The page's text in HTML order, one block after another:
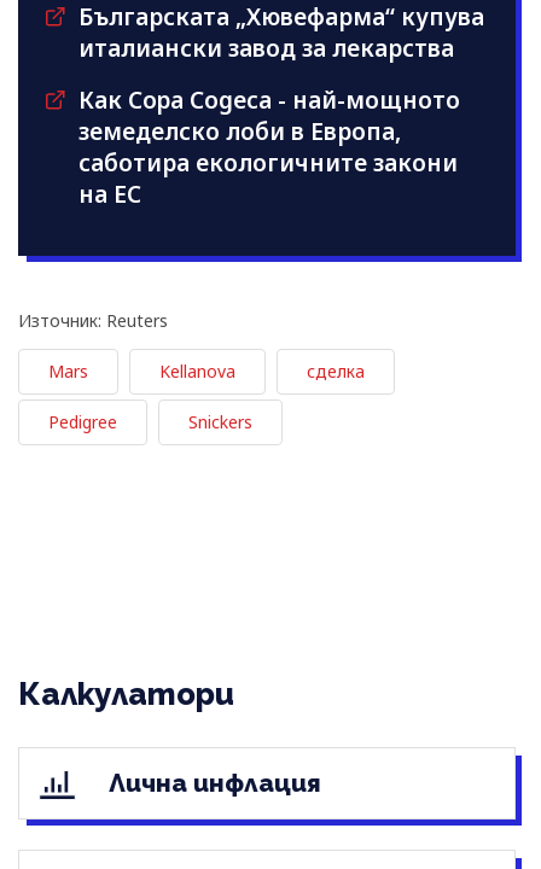
Българската „Хювефарма“ купува
италиански завод за лекарства
Как Copa Cogeca - най-мощното
земеделско лоби в Европа,
саботира екологичните закони
на ЕС
Източник: Reuters
Mars Kellanova сделка
Pedigree Snickers
Калкулатори
Лична инфлация